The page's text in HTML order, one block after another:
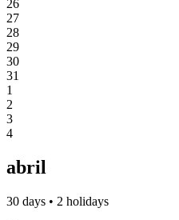
26
27
28
29
30
31
1
2
3
4
abril
30 days • 2 holidays